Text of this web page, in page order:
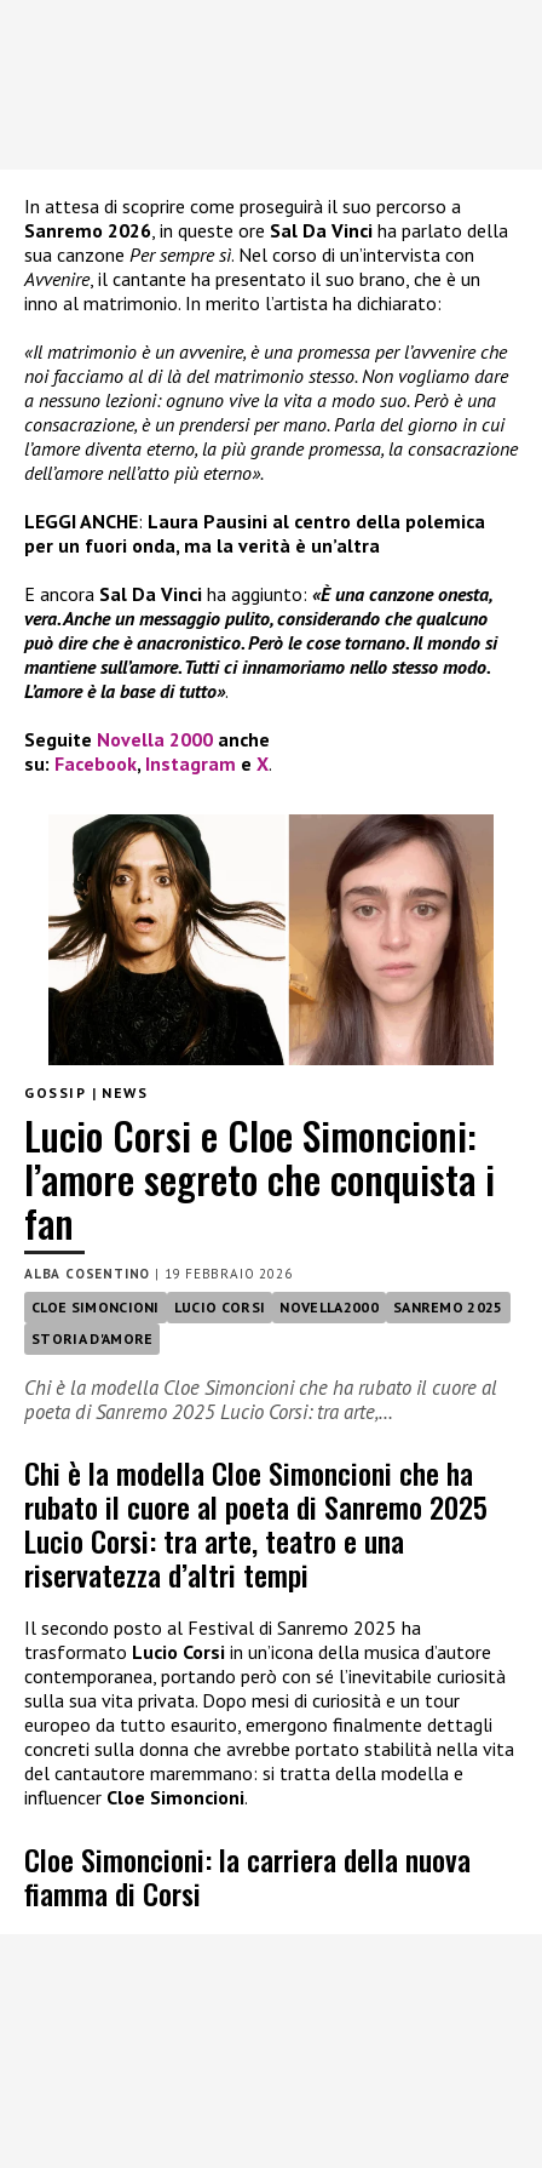
In attesa di scoprire come proseguirà il suo percorso a
Sanremo 2026 , in queste ore Sal Da Vinci ha parlato della
sua canzone Per sempre sì. Nel corso di un’intervista con
Avvenire, il cantante ha presentato il suo brano, che è un
inno al matrimonio. In merito l’artista ha dichiarato:
«Il matrimonio è un avvenire, è una promessa per l’avvenire che
noi facciamo al di là del matrimonio stesso. Non vogliamo dare
a nessuno lezioni: ognuno vive la vita a modo suo. Però è una
consacrazione, è un prendersi per mano. Parla del giorno in cui
l’amore diventa eterno, la più grande promessa, la consacrazione
dell’amore nell’atto più eterno».
LEGGI ANCHE: Laura Pausini al centro della polemica
per un fuori onda, ma la verità è un’altra
E ancora Sal Da Vinci ha aggiunto: «È una canzone onesta,
vera. Anche un messaggio pulito, considerando che qualcuno
può dire che è anacronistico. Però le cose tornano. Il mondo si
mantiene sull’amore. Tutti ci innamoriamo nello stesso modo.
L’amore è la base di tutto».
Seguite Novella 2000 anche
su: Facebook, Instagram e X.
GOSSIP | NEWS
Lucio Corsi e Cloe Simoncioni:
l’amore segreto che conquista i
fan
ALBA COSENTINO | 19 FEBBRAIO 2026
CLOE SIMONCIONI LUCIO CORSI NOVELLA2000
SANREMO 2025
STORIA D'AMORE
Chi è la modella Cloe Simoncioni che ha rubato il cuore al
poeta di Sanremo 2025 Lucio Corsi: tra arte,…
Chi è la modella Cloe Simoncioni che ha
rubato il cuore al poeta di Sanremo 2025
Lucio Corsi: tra arte, teatro e una
riservatezza d’altri tempi
Il secondo posto al Festival di Sanremo 2025 ha
trasformato Lucio Corsi in un’icona della musica d’autore
contemporanea, portando però con sé l’inevitabile curiosità
sulla sua vita privata. Dopo mesi di curiosità e un tour
europeo da tutto esaurito, emergono finalmente dettagli
concreti sulla donna che avrebbe portato stabilità nella vita
del cantautore maremmano: si tratta della modella e
influencer Cloe Simoncioni.
Cloe Simoncioni: la carriera della nuova
fiamma di Corsi